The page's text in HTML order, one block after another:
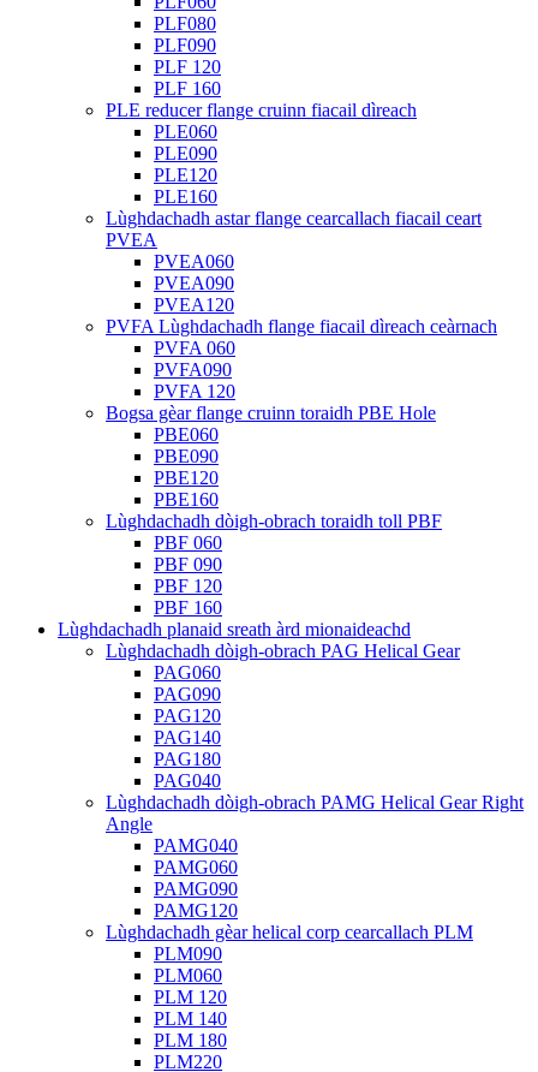
PLF080
PLF090
PLF 120
PLF 160
PLE reducer flange cruinn fiacail dìreach
PLE060
PLE090
PLE120
PLE160
Lùghdachadh astar flange cearcallach fiacail ceart
PVEA
PVEA060
PVEA090
PVEA120
PVFA Lùghdachadh flange fiacail dìreach ceàrnach
PVFA 060
PVFA090
PVFA 120
Bogsa gèar flange cruinn toraidh PBE Hole
PBE060
PBE090
PBE120
PBE160
Lùghdachadh dòigh-obrach toraidh toll PBF
PBF 060
PBF 090
PBF 120
PBF 160
Lùghdachadh planaid sreath àrd mionaideachd
Lùghdachadh dòigh-obrach PAG Helical Gear
PAG060
PAG090
PAG120
PAG140
PAG180
PAG040
Lùghdachadh dòigh-obrach PAMG Helical Gear Right
Angle
PAMG040
PAMG060
PAMG090
PAMG120
Lùghdachadh gèar helical corp cearcallach PLM
PLM090
PLM060
PLM 120
PLM 140
PLM 180
PLM220